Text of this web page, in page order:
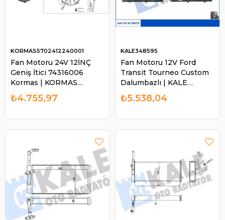
Fan Motoru 24V 12İNÇ
Geniş İtici 74316006
Kormas | KORMAS
5702412240001
KORMAS5702412240001
₺4.755,97
Fan Motoru 12V Ford
Transit Tourneo Custom
Dalumbazlı | KALE
348595
KALE348595
₺5.538,04